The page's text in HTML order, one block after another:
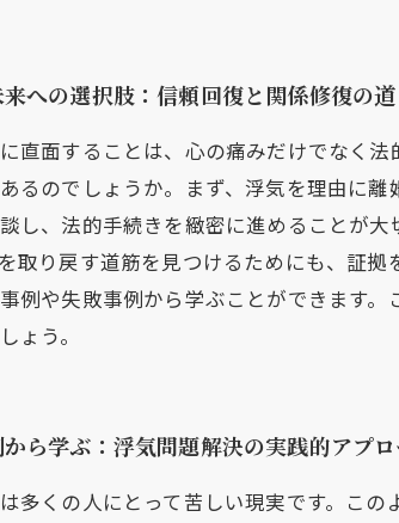
への選択肢：信頼回復と関係修復の道
直面することは、心の痛みだけでなく
るのでしょうか。まず、浮気を理由に
し、法的手続きを緻密に進めることが
取り戻す道筋を見つけるためにも、証
例や失敗事例から学ぶことができます
ょう。
ら学ぶ：浮気問題解決の実践的アプ
多くの人にとって苦しい現実です。こ